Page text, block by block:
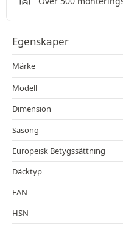
Egenskaper
Märke
Modell
Dimension
Säsong
Europeisk Betygssättning
Däcktyp
EAN
HSN